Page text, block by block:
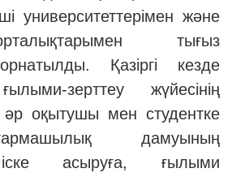
университеттерімен және
тығыз
Қазіргі кезде
зерттеу жүйесінің
әр оқытушы мен студентке
дамуының
асыруға, ғылыми